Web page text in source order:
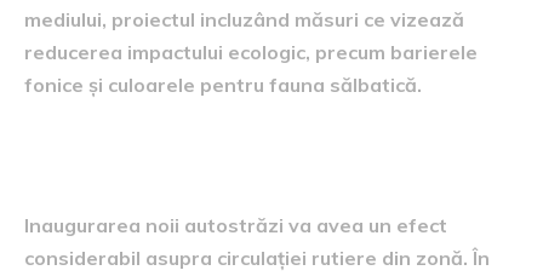
mediului, proiectul incluzând măsuri ce vizează
reducerea impactului ecologic, precum barierele
fonice și culoarele pentru fauna sălbatică.
Inaugurarea noii autostrăzi va avea un efect
considerabil asupra circulației rutiere din zonă. În